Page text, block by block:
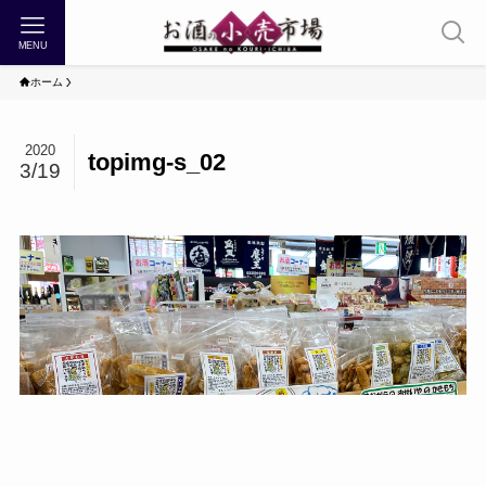
MENU
ホーム
topimg-s_02
2020
3/19